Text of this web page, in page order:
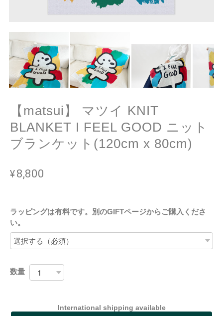
【matsui】 マツイ KNIT
BLANKET I FEEL GOOD ニット
ブランケット(120cm x 80cm)
¥8,800
ラッピングは有料です。別のGIFTページからご購入くださ
い。
数量
International shipping available